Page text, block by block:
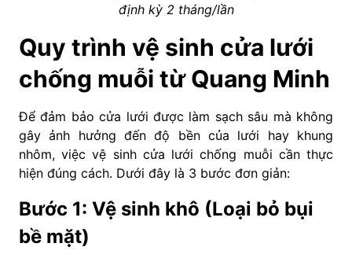
định kỳ 2 tháng/lần
Quy trình vệ sinh cửa lưới
chống muỗi từ Quang Minh
Để đảm bảo cửa lưới được làm sạch sâu mà không
gây ảnh hưởng đến độ bền của lưới hay khung
nhôm, việc vệ sinh cửa lưới chống muỗi cần thực
hiện đúng cách. Dưới đây là 3 bước đơn giản:
Bước 1: Vệ sinh khô (Loại bỏ bụi
bề mặt)